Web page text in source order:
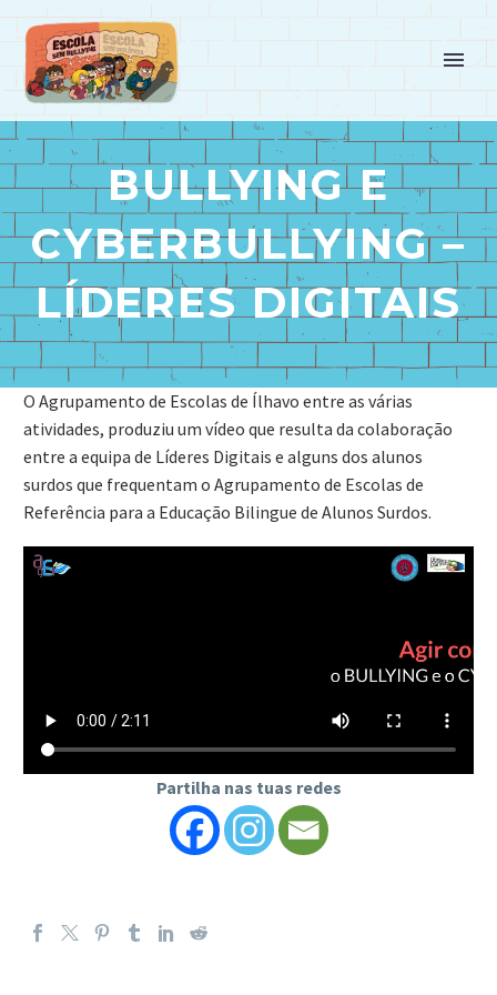
BULLYING E
CYBERBULLYING –
LÍDERES DIGITAIS
O Agrupamento de Escolas de Ílhavo entre as várias
atividades, produziu um vídeo que resulta da colaboração
entre a equipa de Líderes Digitais e alguns dos alunos
surdos que frequentam o Agrupamento de Escolas de
Referência para a Educação Bilingue de Alunos Surdos.
Partilha nas tuas redes